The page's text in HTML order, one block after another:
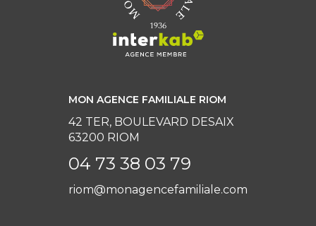
MON AGENCE FAMILIALE RIOM
42 TER, BOULEVARD DESAIX
63200 RIOM
04 73 38 03 79
riom@monagencefamiliale.com